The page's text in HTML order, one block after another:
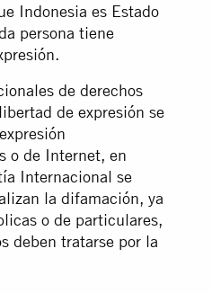
Indonesia es Estado
persona tiene
de derechos
de expresión se
o de Internet, en
Internacional se
la difamación, ya
o de particulares,
deben tratarse por la